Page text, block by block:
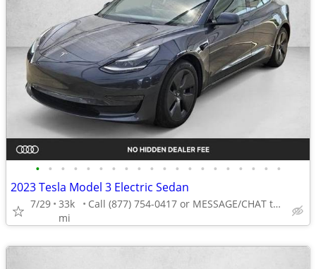
• • • • • • • • • • • • • • • • • • • •
2023 Tesla Model 3 Electric Sedan
7/29 33k
mi
Call (877) 754-0417 or MESSAGE/CHAT to confirm availability